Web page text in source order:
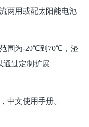
两用或配太阳能电池
围为-20℃到70℃，湿
通过定制扩展
中文使用手册。